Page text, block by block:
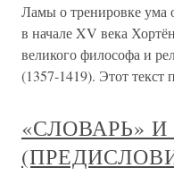
Ламы о тренировке ума
в начале XV века
великого философа и
(1357-1419). Этот текст
«СЛОВАРЬ»